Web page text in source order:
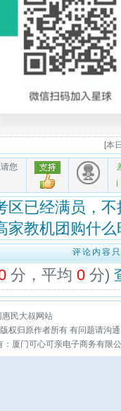
[本
您
区已经满员，
家教机团购什
评论内容
分，平均 0 分)
民大叔网站
权归原作者所有 有问题请沟
：厦门可心可亲电子商务有限